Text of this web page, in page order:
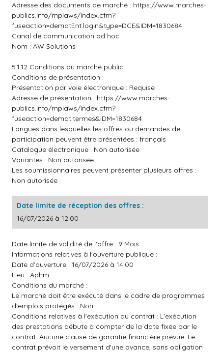
Adresse des documents de marché : https://www.marches-
publics.info/mpiaws/index.cfm?
fuseaction=dematEnt.login&type=DCE&IDM=1830684
Canal de communication ad hoc :
Nom : AW Solutions
5.1.12 Conditions du marché public
Conditions de présentation :
Présentation par voie électronique : Requise
Adresse de présentation : https://www.marches-
publics.info/mpiaws/index.cfm?
fuseaction=demat.termes&IDM=1830684
Langues dans lesquelles les offres ou demandes de
participation peuvent être présentées : français
Catalogue électronique : Non autorisée
Variantes : Non autorisée
Les soumissionnaires peuvent présenter plusieurs offres :
Non autorisée
Date limite de réception des offres :
16/07/2026 à 12:00
Date limite de validité de l'offre : 9 Mois
Informations relatives à l'ouverture publique :
Date d'ouverture : 16/07/2026 à 14:00
Lieu : Aphm
Conditions du marché :
Le marché doit être exécuté dans le cadre de programmes
d'emplois protégés : Non
Conditions relatives à l'exécution du contrat : L'exécution
des prestations débute à compter de la date fixée par le
contrat. Aucune clause de garantie financière prévue. Le
contrat prévoit le versement d'une avance, sans obligation